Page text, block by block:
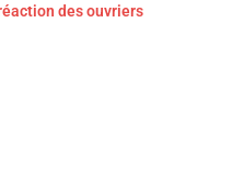
des ouvriers